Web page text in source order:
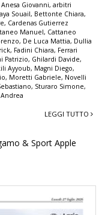
Anesa Giovanni, arbitri
Souail, Bettonte Chiara,
, Cardenas Gutierrez
Manuel, Cattaneo
, De Luca Mattia, Dullia
, Fadini Chiara, Ferrari
Patrizio, Ghilardi Davide,
Ayyoub, Magni Diego,
, Moretti Gabriele, Novelli
, Sturaro Simone,
LEGGI TUTTO